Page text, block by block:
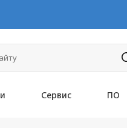
Сервис ПО